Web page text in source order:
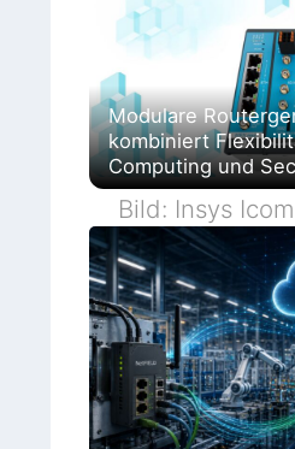
Modulare
kombiniert
Computing und
Bild: Insys